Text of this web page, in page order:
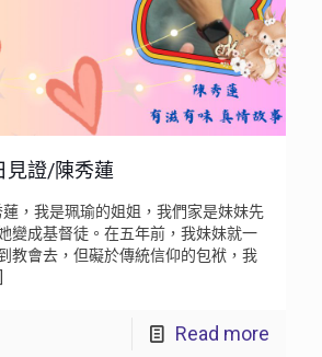
見證/陳秀蓮
，我是珮瑜的姐姐，我們家是妹妹先
變成基督徒。在五年前，我妹妹就一
教會去，但礙於傳統信仰的包袱，我
Read more